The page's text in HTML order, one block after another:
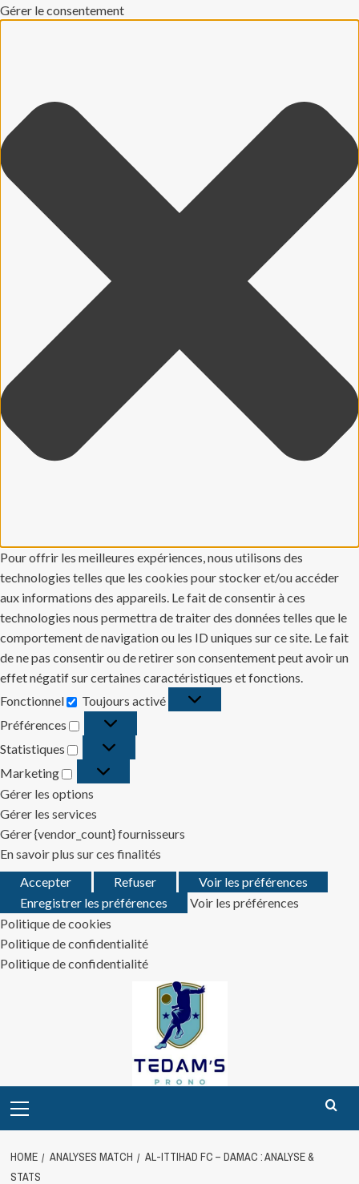
Gérer le consentement
Pour offrir les meilleures expériences, nous utilisons des
technologies telles que les cookies pour stocker et/ou accéder
aux informations des appareils. Le fait de consentir à ces
technologies nous permettra de traiter des données telles que le
comportement de navigation ou les ID uniques sur ce site. Le fait
de ne pas consentir ou de retirer son consentement peut avoir un
effet négatif sur certaines caractéristiques et fonctions.
Fonctionnel
Fonctionnel
Toujours activé
Préférences
Préférences
Statistiques
Statistiques
Marketing
Marketing
Gérer les options
Gérer les services
Gérer {vendor_count} fournisseurs
En savoir plus sur ces finalités
Accepter
Refuser
Voir les préférences
Enregistrer les préférences
Voir les préférences
Politique de cookies
Politique de confidentialité
Politique de confidentialité
Menu
HOME ANALYSES MATCH
AL-ITTIHAD FC – DAMAC : ANALYSE &
STATS